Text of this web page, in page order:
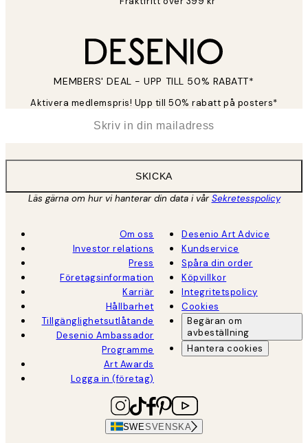
MEMBERS' DEAL - UPP TILL 50% RABATT*
Aktivera medlemspris! Upp till 50% rabatt på posters*
SKICKA
Läs gärna om hur vi hanterar din data i vårSekretesspolicy
Om oss
Investor relations
Press
Företagsinformation
Karriär
Hållbarhet
Tillgänglighetsutlåtande
Desenio Ambassador
Programme
Art Awards
Logga in (företag)
Desenio Art Advice
Kundservice
Spåra din order
Köpvillkor
Integritetspolicy
Cookies
Begäran om
avbeställning
Hantera cookies
SWESVENSKA